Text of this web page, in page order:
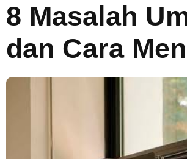
8 Masalah
dan Cara